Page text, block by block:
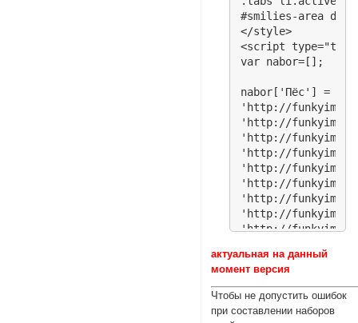
актуальная на данный
момент версия
Чтобы не допустить ошибок
при составлении наборов